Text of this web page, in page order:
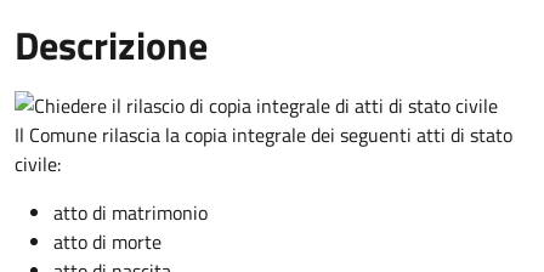
Descrizione
Il Comune rilascia la copia integrale dei seguenti atti di stato
civile:
atto di matrimonio
atto di morte